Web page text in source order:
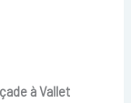
à Vallet